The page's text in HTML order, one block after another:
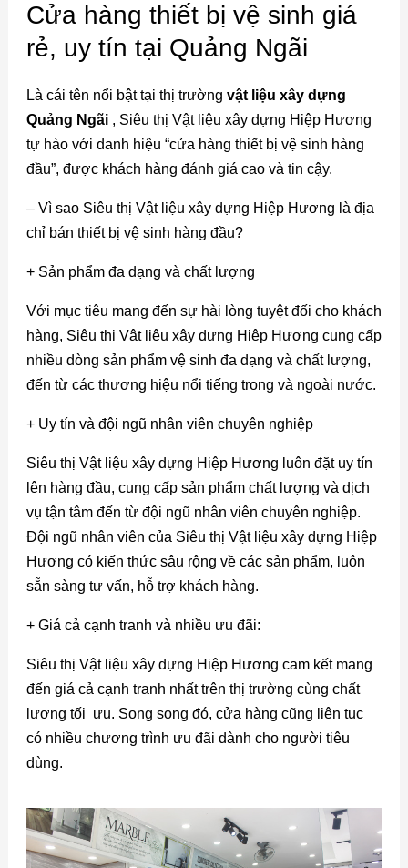
Cửa hàng thiết bị vệ sinh giá
rẻ, uy tín tại Quảng Ngãi
Là cái tên nổi bật tại thị trường vật liệu xây dựng
Quảng Ngãi , Siêu thị Vật liệu xây dựng Hiệp Hương
tự hào với danh hiệu “cửa hàng thiết bị vệ sinh hàng
đầu”, được khách hàng đánh giá cao và tin cậy.
– Vì sao Siêu thị Vật liệu xây dựng Hiệp Hương là địa
chỉ bán thiết bị vệ sinh hàng đầu?
+ Sản phẩm đa dạng và chất lượng
Với mục tiêu mang đến sự hài lòng tuyệt đối cho khách
hàng, Siêu thị Vật liệu xây dựng Hiệp Hương cung cấp
nhiều dòng sản phẩm vệ sinh đa dạng và chất lượng,
đến từ các thương hiệu nổi tiếng trong và ngoài nước.
+ Uy tín và đội ngũ nhân viên chuyên nghiệp
Siêu thị Vật liệu xây dựng Hiệp Hương luôn đặt uy tín
lên hàng đầu, cung cấp sản phẩm chất lượng và dịch
vụ tận tâm đến từ đội ngũ nhân viên chuyên nghiệp.
Đội ngũ nhân viên của Siêu thị Vật liệu xây dựng Hiệp
Hương có kiến thức sâu rộng về các sản phẩm, luôn
sẵn sàng tư vấn, hỗ trợ khách hàng.
+ Giá cả cạnh tranh và nhiều ưu đãi:
Siêu thị Vật liệu xây dựng Hiệp Hương cam kết mang
đến giá cả cạnh tranh nhất trên thị trường cùng chất
lượng tối ưu. Song song đó, cửa hàng cũng liên tục
có nhiều chương trình ưu đãi dành cho người tiêu
dùng.